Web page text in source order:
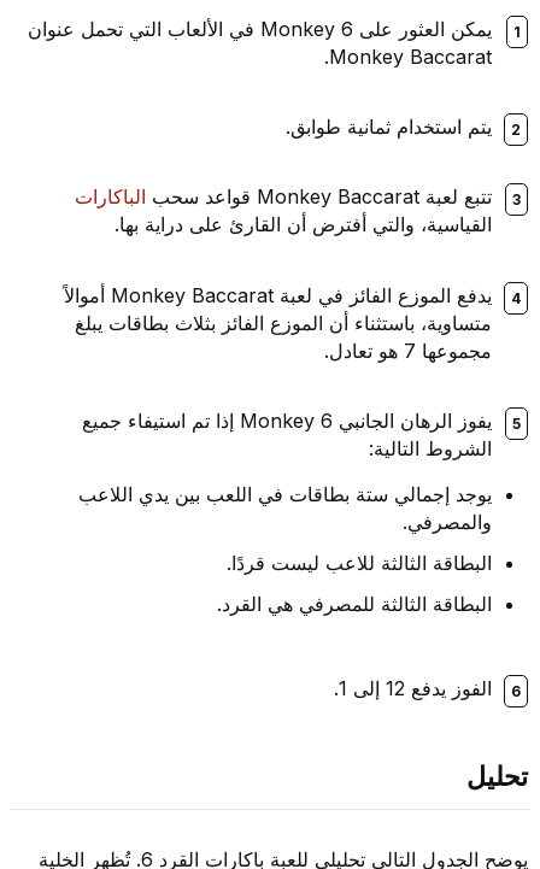
يمكن العثور على Monkey 6 في الألعاب التي تحمل عنوان
Monkey Baccarat.
يتم استخدام ثمانية طوابق.
تتبع لعبة Monkey Baccarat قواعد سحب
الباكارات
القياسية، والتي أفترض أن القارئ على دراية بها.
يدفع الموزع الفائز في لعبة Monkey Baccarat أموالاً
متساوية، باستثناء أن الموزع الفائز بثلاث بطاقات يبلغ
مجموعها 7 هو تعادل.
يفوز الرهان الجانبي Monkey 6 إذا تم استيفاء جميع
الشروط التالية:
يوجد إجمالي ستة بطاقات في اللعب بين يدي اللاعب
والمصرفي.
البطاقة الثالثة للاعب ليست قردًا.
البطاقة الثالثة للمصرفي هي القرد.
الفوز يدفع 12 إلى 1.
تحليل
يوضح الجدول التالي تحليلي للعبة باكارات القرد 6. تُظهر الخلية